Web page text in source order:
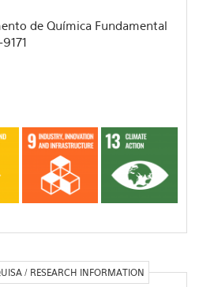
de Química Fundamental
/ RESEARCH INFORMATION